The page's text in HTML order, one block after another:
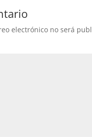
electrónico no será